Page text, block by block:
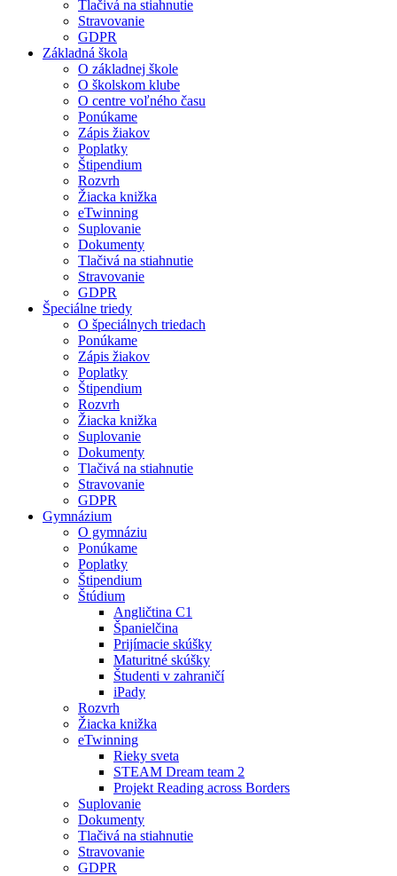
Tlačivá na stiahnutie
Stravovanie
GDPR
Základná škola
O základnej škole
O školskom klube
O centre voľného času
Ponúkame
Zápis žiakov
Poplatky
Štipendium
Rozvrh
Žiacka knižka
eTwinning
Suplovanie
Dokumenty
Tlačivá na stiahnutie
Stravovanie
GDPR
Špeciálne triedy
O špeciálnych triedach
Ponúkame
Zápis žiakov
Poplatky
Štipendium
Rozvrh
Žiacka knižka
Suplovanie
Dokumenty
Tlačivá na stiahnutie
Stravovanie
GDPR
Gymnázium
O gymnáziu
Ponúkame
Poplatky
Štipendium
Štúdium
Angličtina C1
Španielčina
Prijímacie skúšky
Maturitné skúšky
Študenti v zahraničí
iPady
Rozvrh
Žiacka knižka
eTwinning
Rieky sveta
STEAM Dream team 2
Projekt Reading across Borders
Suplovanie
Dokumenty
Tlačivá na stiahnutie
Stravovanie
GDPR